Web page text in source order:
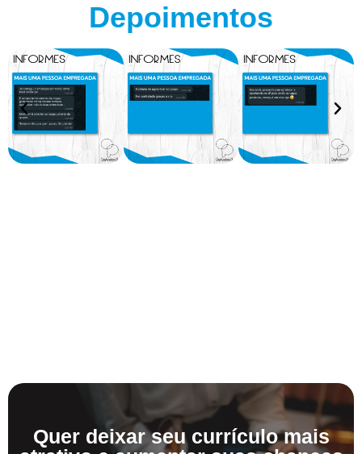
Depoimentos
Quer deixar seu currículo mais